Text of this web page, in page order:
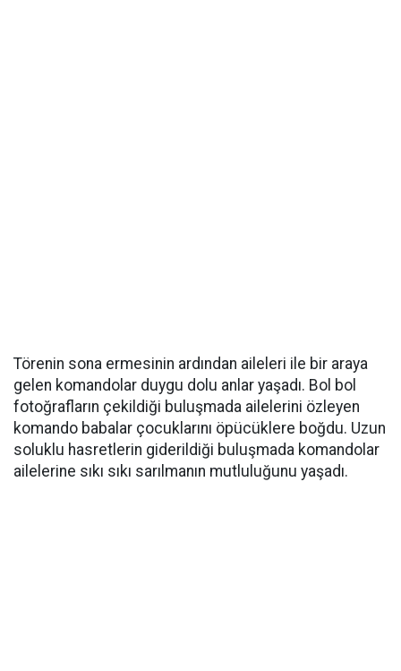
Törenin sona ermesinin ardından aileleri ile bir araya
gelen komandolar duygu dolu anlar yaşadı. Bol bol
fotoğrafların çekildiği buluşmada ailelerini özleyen
komando babalar çocuklarını öpücüklere boğdu. Uzun
soluklu hasretlerin giderildiği buluşmada komandolar
ailelerine sıkı sıkı sarılmanın mutluluğunu yaşadı.